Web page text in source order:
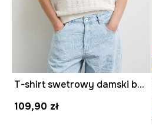
T-shirt swetrowy damski bawełniany ażurowy
109,90 zł